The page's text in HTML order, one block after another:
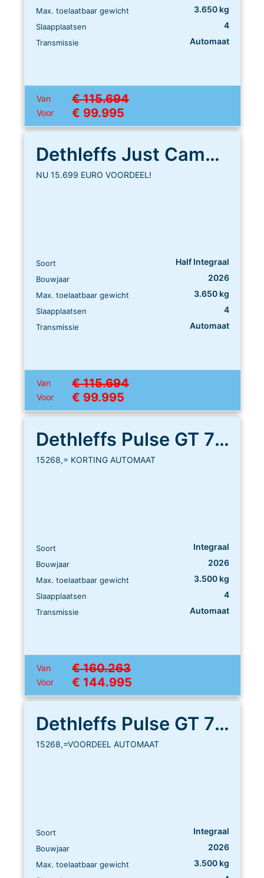
Max. toelaatbaar gewicht 3.650 kg
Slaapplaatsen 4
Transmissie Automaat
Van € 115.694
Voor € 99.995
Dethleffs Just Camp T 6812 EB
NU 15.699 EURO VOORDEEL!
Soort Half Integraal
Bouwjaar 2026
Max. toelaatbaar gewicht 3.650 kg
Slaapplaatsen 4
Transmissie Automaat
Van € 115.694
Voor € 99.995
Dethleffs Pulse GT 7051 EB
15268,= KORTING AUTOMAAT
Soort Integraal
Bouwjaar 2026
Max. toelaatbaar gewicht 3.500 kg
Slaapplaatsen 4
Transmissie Automaat
Van € 160.263
Voor € 144.995
Dethleffs Pulse GT 7051 EB
15268,=VOORDEEL AUTOMAAT
Soort Integraal
Bouwjaar 2026
Max. toelaatbaar gewicht 3.500 kg